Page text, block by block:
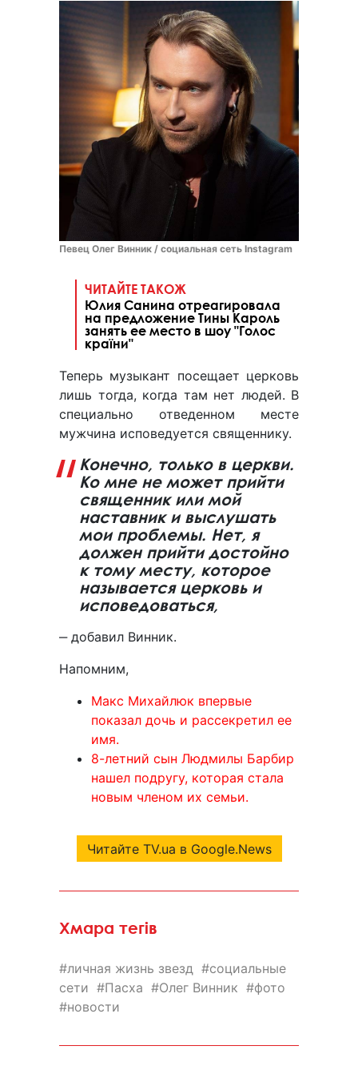
Певец Олег Винник / социальная сеть Instagram
ЧИТАЙТЕ ТАКОЖ
Юлия Санина отреагировала
на предложение Тины Кароль
занять ее место в шоу "Голос
країни"
Теперь музыкант посещает церковь
лишь тогда, когда там нет людей. В
специально отведенном месте
мужчина исповедуется священнику.
Конечно, только в церкви.
Ко мне не может прийти
священник или мой
наставник и выслушать
мои проблемы. Нет, я
должен прийти достойно
к тому месту, которое
называется церковь и
исповедоваться,
‒ добавил Винник.
Напомним,
Макс Михайлюк впервые
показал дочь и рассекретил ее
имя.
8-летний сын Людмилы Барбир
нашел подругу, которая стала
новым членом их семьи.
Читайте TV.ua в Google.News
Хмара тегів
личная жизнь звезд
социальные
сети
Пасха Олег Винник
фото
новости